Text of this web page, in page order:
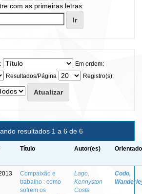
com as primeiras letras:
Em ordem:
Resultados/Página
Registro(s):
resultados 1 a 6 de 6
Título Autor(es)
Compaixão e
trabalho : como
sofrem os
Lago,
Kennyston
Costa
Codo,